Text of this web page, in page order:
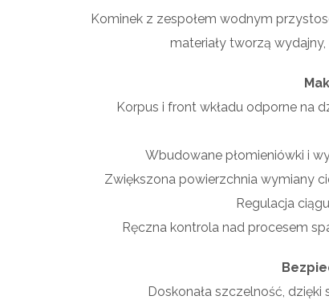
Kominek z zespołem wodnym
materiały tworzą
Korpus i front wkładu odporne na
Wbudowane płomieniówki i
Zwiększona powierzchnia wymiany
Regulacja
Ręczna kontrola nad procesem
Doskonała szczelność,